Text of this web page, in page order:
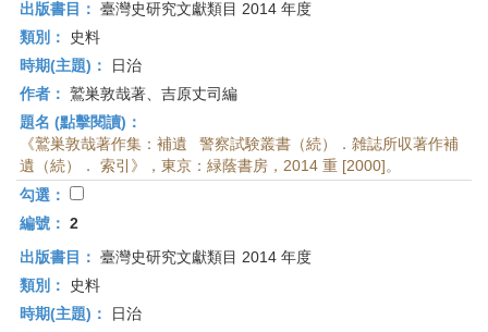
史
研
究
所-
首
頁
出版書目： 臺灣史研究文獻類目 2014 年度
類別：
史料
時期(主題)：
日治
作者： 鷲巣敦哉著、吉原丈司編
題名 (點擊閱讀)：
《鷲巣敦哉著作集：補遺 警察試験叢書（続）．雑誌所収著作補
遺（続）． 索引》，東京：緑蔭書房，2014 重 [2000]。
勾選：
編號： 2
出版書目： 臺灣史研究文獻類目 2014 年度
類別：
史料
時期(主題)：
日治